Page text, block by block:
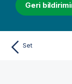
Geri
Set